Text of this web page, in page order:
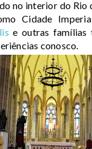
no interior do Rio
Cidade
e outras
conosco.